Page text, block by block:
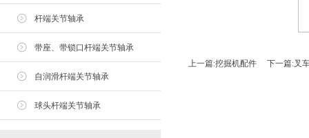
杆端关节轴承
带座、带锁口杆端关节轴承
自润滑杆端关节轴承
球头杆端关节轴承
上一篇:挖掘机配件下一篇:叉